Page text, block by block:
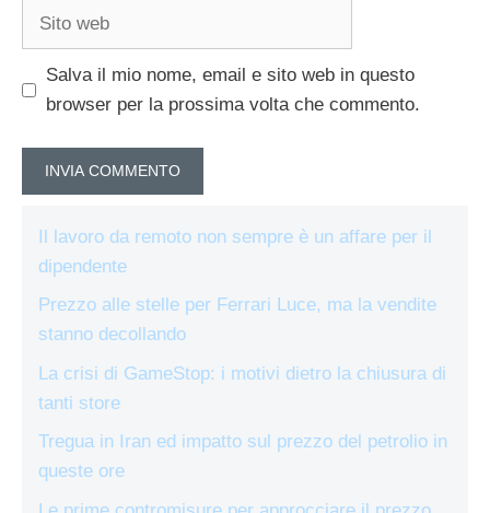
Sito
Salva il mio nome, email e sito web in questo
browser per la prossima volta che commento.
Il lavoro da remoto non sempre è un affare per il
dipendente
Prezzo alle stelle per Ferrari Luce, ma la vendite
stanno decollando
La crisi di GameStop: i motivi dietro la chiusura di
tanti store
Tregua in Iran ed impatto sul prezzo del petrolio in
queste ore